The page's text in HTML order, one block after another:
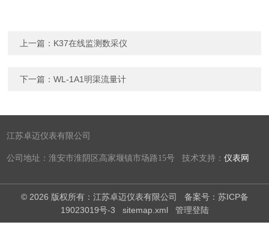
上一篇： K37在线监测数采仪
下一篇：WL-1A1明渠流量计
江苏卓迈仪表有限公司
公司地址：淮安市淮阴区高家堰镇市场路15号 技术支持：仪表网
© 2026 版权所有：江苏卓迈仪表有限公司 备案号：苏ICP备
19023019号-3
sitemap.xml 管理登陆